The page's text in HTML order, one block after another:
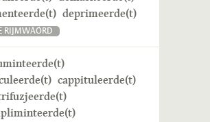
deprimeerde(t)
RIJMWÄÖRD
cappituleerde(t)